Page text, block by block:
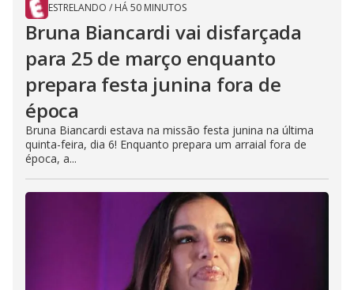
ESTRELANDO / HÁ 50 MINUTOS
Bruna Biancardi vai disfarçada
para 25 de março enquanto
prepara festa junina fora de
época
Bruna Biancardi estava na missão festa junina na última
quinta-feira, dia 6! Enquanto prepara um arraial fora de
época, a...